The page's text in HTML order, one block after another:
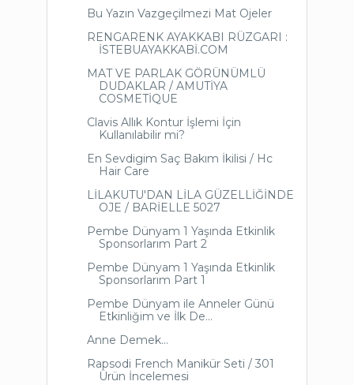
Bu Yazın Vazgeçilmezi Mat Ojeler
RENGARENK AYAKKABI RÜZGARI :
İSTEBUAYAKKABİ.COM
MAT VE PARLAK GÖRÜNÜMLÜ
DUDAKLAR / AMUTİYA
COSMETİQUE
Clavis Allık Kontur İşlemi İçin
Kullanılabilir mi?
En Sevdigim Saç Bakım İkilisi / Hc
Hair Care
LİLAKUTU'DAN LİLA GÜZELLİĞİNDE
OJE / BARİELLE 5027
Pembe Dünyam 1 Yaşında Etkinlik
Sponsorlarım Part 2
Pembe Dünyam 1 Yaşında Etkinlik
Sponsorlarım Part 1
Pembe Dünyam ile Anneler Günü
Etkinliğim ve İlk De...
Anne Demek…
Rapsodi French Manikür Seti / 301
Ürün İncelemesi